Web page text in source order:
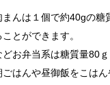
んは１個で約40gの
とができます。
お弁当系は糖質量80
はんや昼御飯をこは